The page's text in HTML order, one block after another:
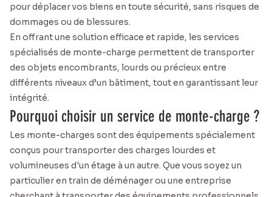
pour déplacer vos biens en toute sécurité, sans risques de
dommages ou de blessures.
En offrant une solution efficace et rapide, les services
spécialisés de monte-charge permettent de transporter
des objets encombrants, lourds ou précieux entre
différents niveaux d’un bâtiment, tout en garantissant leur
intégrité.
Pourquoi choisir un service de monte-charge ?
Les monte-charges sont des équipements spécialement
conçus pour transporter des charges lourdes et
volumineuses d'un étage à un autre. Que vous soyez un
particulier en train de déménager ou une entreprise